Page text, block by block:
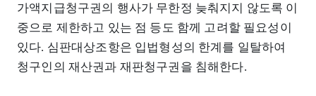
가액지급청구권의 행사가 무한정 늦춰지지 않도록 이
중으로 제한하고 있는 점 등도 함께 고려할 필요성이
있다. 심판대상조항은 입법형성의 한계를 일탈하여
청구인의 재산권과 재판청구권을 침해한다.